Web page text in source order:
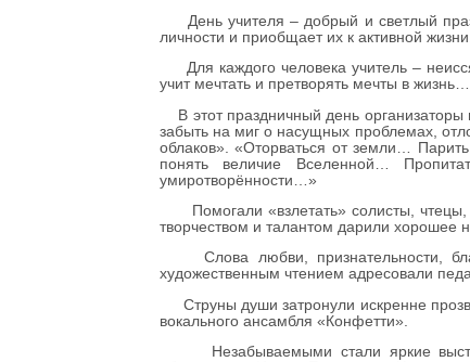
День учителя – добрый и светлый
личности и приобщает их к активной
Для каждого человека учитель –
учит мечтать и претворять мечты в жизнь…
В этот праздничный день
забыть на миг о насущных проблемах,
облаков». «Оторваться от земли…
понять величие Вселенной…
умиротворённости…»
Помогали «взлетать» солисты, чтецы,
творчеством и талантом дарили хорошее
Слова любви, признательности,
художественным чтением адресовали
Струны души затронули искренне
вокального ансамбля «Конфетти».
Незабываемыми стали яркие